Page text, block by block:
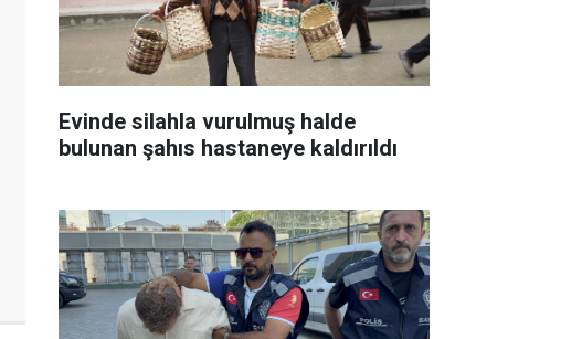
Evinde silahla vurulmuş halde
bulunan şahıs hastaneye kaldırıldı